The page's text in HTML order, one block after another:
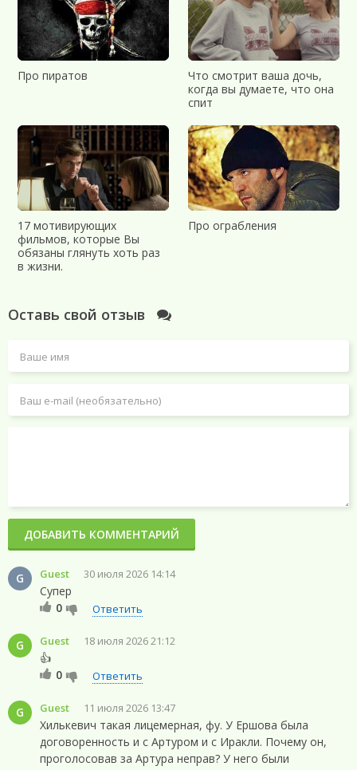
Про пиратов
Что смотрит ваша дочь,
когда вы думаете, что она
спит
17 мотивирующих
фильмов, которые Вы
обязаны глянуть хоть раз
в жизни.
Про ограбления
Оставь свой отзыв
G Guest 30 июля 2026 14:14
Супер
0
Ответить
G Guest 18 июля 2026 21:12
👍
0
Ответить
G Guest 11 июля 2026 13:47
Хилькевич такая лицемерная, фу. У Ершова была
договоренность и с Артуром и с Иракли. Почему он,
проголосовав за Артура неправ? У него были
ДОБАВИТЬ КОММЕНТАРИЙ